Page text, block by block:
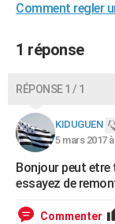
BONS PLANS
CARTE DE VOEUX
COPAINS D'AVANT
S'inscrire
Se connecter
Lycées
Collèges
Primaires
Universités
Entreprises
Service militaire
Avis de recherche
AVIS DE DÉCÈS
FORUM
Comment regler
1 réponse
RÉPONSE 1 / 1
KIDUGUEN
5 mars 2017
Bonjour peut etre
essayez de
Commenter